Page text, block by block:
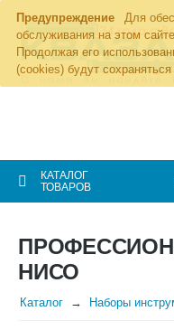
Предупреждение
Для
обслуживания на этом
Продолжая его
(cookies) будут
КАТАЛОГ
ТОВАРОВ
НИСО
Каталог Наборы